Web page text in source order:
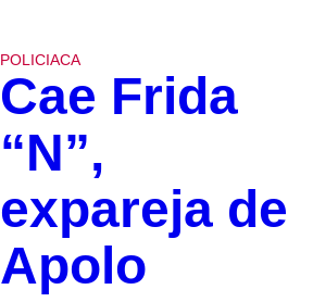
POLICIACA
Cae Frida
“N”,
expareja de
Apolo